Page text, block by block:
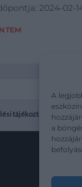
A
a
2024-02-
tájékoztatót: